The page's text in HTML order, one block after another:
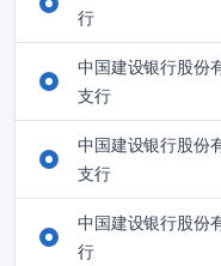
行
中国建设银行股份
支行
中国建设银行股份
支行
中国建设银行股份
行